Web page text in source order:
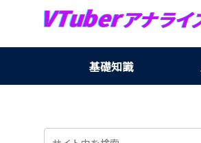
基礎知識